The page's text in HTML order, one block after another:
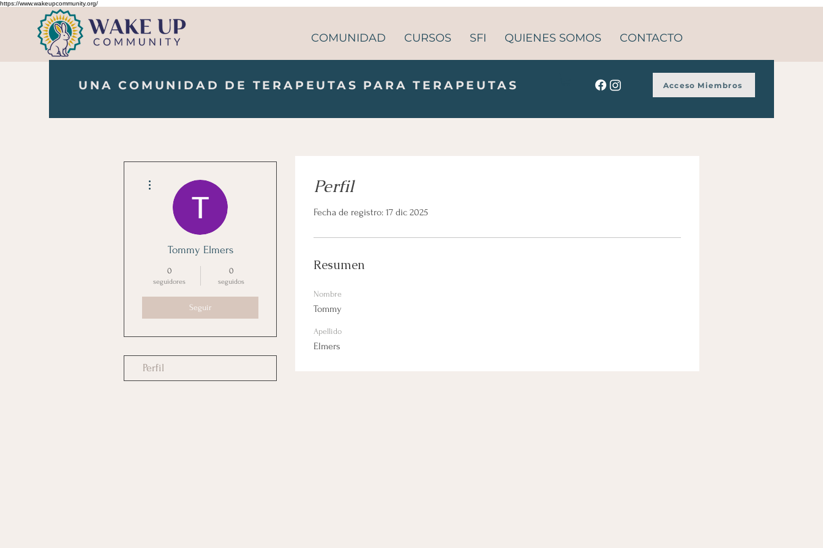
https://www.wakeupcommunity.org/
UNA COMUNIDAD DE TERAPEUTAS PARA TERAPEUTAS Acceso Miembros
COMUNIDAD CURSOS SFI QUIENES SOMOS CONTACTO
Perfil
Fecha de registro: 17 dic 2025
Resumen
Nombre
Tommy
Apellido
Elmers
Tommy Elmers
0
seguidores
0
seguidos
Seguir
Perfil